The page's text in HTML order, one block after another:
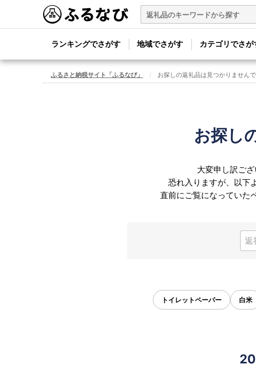
ランキングでさがす 地域でさがす カテゴリでさが
ふるさと納税サイト「ふるなび」 お探しの返礼品は見つかりません
お探し
大変申し訳ご
恐れ入りますが、以下
直前にご覧になっていた
トイレットペーパー 白米